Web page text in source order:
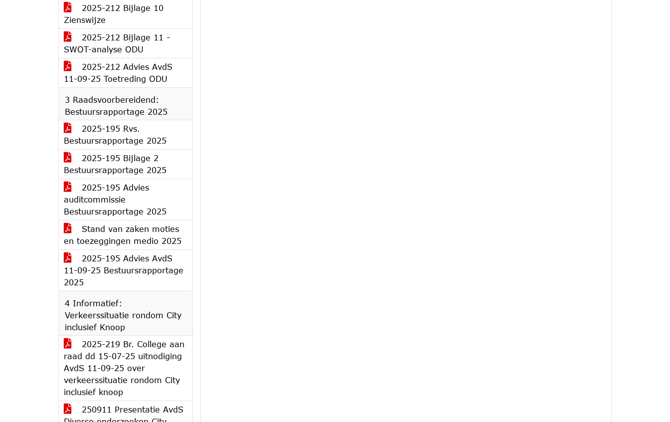
2025-212 Bijlage 10
Zienswijze
2025-212 Bijlage 11 -
SWOT-analyse ODU
2025-212 Advies AvdS
11-09-25 Toetreding ODU
3 Raadsvoorbereidend:
Bestuursrapportage 2025
2025-195 Rvs.
Bestuursrapportage 2025
2025-195 Bijlage 2
Bestuursrapportage 2025
2025-195 Advies
auditcommissie
Bestuursrapportage 2025
Stand van zaken moties
en toezeggingen medio 2025
2025-195 Advies AvdS
11-09-25 Bestuursrapportage
2025
4 Informatief:
Verkeerssituatie rondom City
inclusief Knoop
2025-219 Br. College aan
raad dd 15-07-25 uitnodiging
AvdS 11-09-25 over
verkeerssituatie rondom City
inclusief knoop
250911 Presentatie AvdS